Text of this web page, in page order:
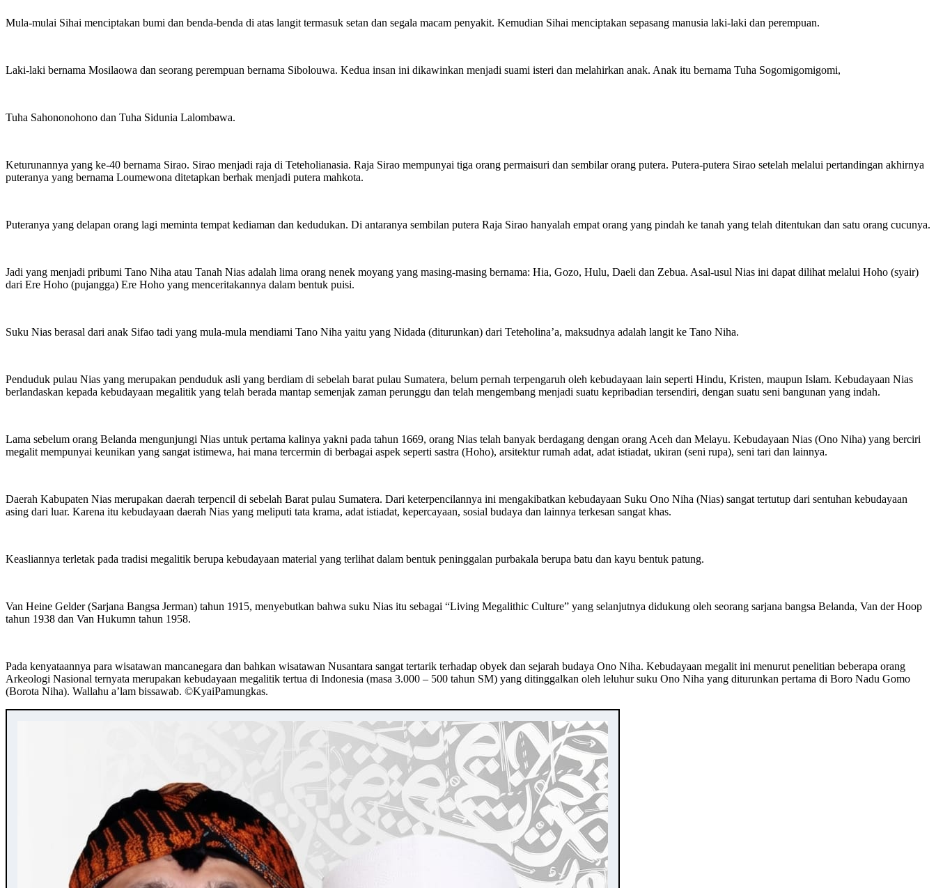
Mula-mulai Sihai menciptakan bumi dan benda-benda di atas langit termasuk setan dan segala macam penyakit. Kemudian Sihai menciptakan sepasang manusia laki-laki dan perempuan.
Laki-laki bernama Mosilaowa dan seorang perempuan bernama Sibolouwa. Kedua insan ini dikawinkan menjadi suami isteri dan melahirkan anak. Anak itu bernama Tuha Sogomigomigomi,
Tuha Sahononohono dan Tuha Sidunia Lalombawa.
Keturunannya yang ke-40 bernama Sirao. Sirao menjadi raja di Teteholianasia. Raja Sirao mempunyai tiga orang permaisuri dan sembilar orang putera. Putera-putera Sirao setelah melalui pertandingan akhirnya
puteranya yang bernama Loumewona ditetapkan berhak menjadi putera mahkota.
Puteranya yang delapan orang lagi meminta tempat kediaman dan kedudukan. Di antaranya sembilan putera Raja Sirao hanyalah empat orang yang pindah ke tanah yang telah ditentukan dan satu orang cucunya.
Jadi yang menjadi pribumi Tano Niha atau Tanah Nias adalah lima orang nenek moyang yang masing-masing bernama: Hia, Gozo, Hulu, Daeli dan Zebua. Asal-usul Nias ini dapat dilihat melalui Hoho (syair)
dari Ere Hoho (pujangga) Ere Hoho yang menceritakannya dalam bentuk puisi.
Suku Nias berasal dari anak Sifao tadi yang mula-mula mendiami Tano Niha yaitu yang Nidada (diturunkan) dari Teteholina’a, maksudnya adalah langit ke Tano Niha.
Penduduk pulau Nias yang merupakan penduduk asli yang berdiam di sebelah barat pulau Sumatera, belum pernah terpengaruh oleh kebudayaan lain seperti Hindu, Kristen, maupun Islam. Kebudayaan Nias
berlandaskan kepada kebudayaan megalitik yang telah berada mantap semenjak zaman perunggu dan telah mengembang menjadi suatu kepribadian tersendiri, dengan suatu seni bangunan yang indah.
Lama sebelum orang Belanda mengunjungi Nias untuk pertama kalinya yakni pada tahun 1669, orang Nias telah banyak berdagang dengan orang Aceh dan Melayu. Kebudayaan Nias (Ono Niha) yang berciri
megalit mempunyai keunikan yang sangat istimewa, hai mana tercermin di berbagai aspek seperti sastra (Hoho), arsitektur rumah adat, adat istiadat, ukiran (seni rupa), seni tari dan lainnya.
Daerah Kabupaten Nias merupakan daerah terpencil di sebelah Barat pulau Sumatera. Dari keterpencilannya ini mengakibatkan kebudayaan Suku Ono Niha (Nias) sangat tertutup dari sentuhan kebudayaan
asing dari luar. Karena itu kebudayaan daerah Nias yang meliputi tata krama, adat istiadat, kepercayaan, sosial budaya dan lainnya terkesan sangat khas.
Keasliannya terletak pada tradisi megalitik berupa kebudayaan material yang terlihat dalam bentuk peninggalan purbakala berupa batu dan kayu bentuk patung.
Van Heine Gelder (Sarjana Bangsa Jerman) tahun 1915, menyebutkan bahwa suku Nias itu sebagai “Living Megalithic Culture” yang selanjutnya didukung oleh seorang sarjana bangsa Belanda, Van der Hoop
tahun 1938 dan Van Hukumn tahun 1958.
Pada kenyataannya para wisatawan mancanegara dan bahkan wisatawan Nusantara sangat tertarik terhadap obyek dan sejarah budaya Ono Niha. Kebudayaan megalit ini menurut penelitian beberapa orang
Arkeologi Nasional ternyata merupakan kebudayaan megalitik tertua di Indonesia (masa 3.000 – 500 tahun SM) yang ditinggalkan oleh leluhur suku Ono Niha yang diturunkan pertama di Boro Nadu Gomo
(Borota Niha). Wallahu a’lam bissawab. ©️KyaiPamungkas.